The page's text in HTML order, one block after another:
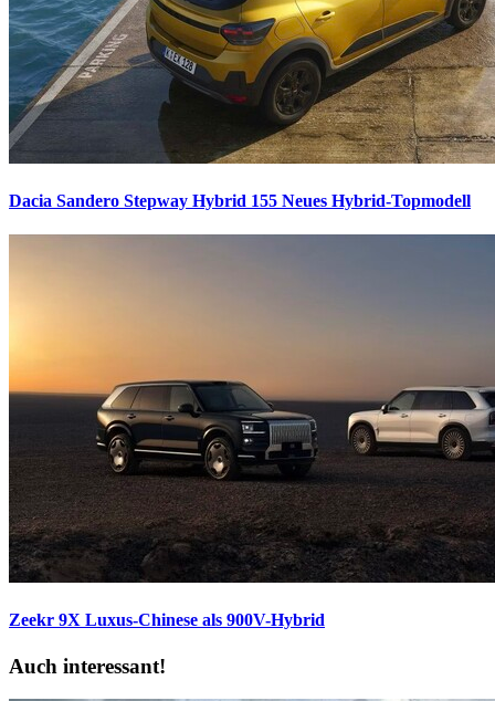
Dacia Sandero Stepway Hybrid 155 Neues Hybrid-Topmodell
Zeekr 9X Luxus-Chinese als 900V-Hybrid
Auch interessant!